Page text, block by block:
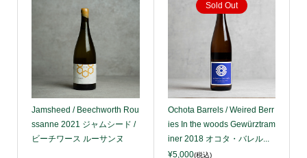
Jamsheed / Beechworth Rou
ssanne 2021 ジャムシード /
ビーチワース ルーサンヌ
Sold Out
Ochota Barrels / Weired Berr
ies In the woods Gewürztram
iner 2018 オコタ・バレル...
¥5,000(税込)